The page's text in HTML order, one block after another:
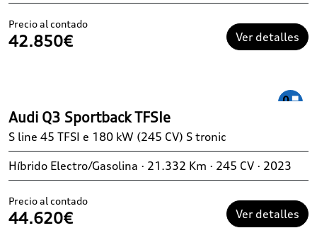
Precio al contado
42.850€ Ver detalles
Audi Q3 Sportback TFSIe
S line 45 TFSI e 180 kW (245 CV) S tronic
Híbrido Electro/Gasolina · 21.332 Km · 245 CV · 2023
Precio al contado
44.620€ Ver detalles